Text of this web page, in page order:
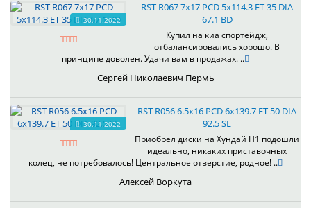
30.11.2022
RST R067 7x17 PCD 5x114.3 ET 35 DIA
67.1 BD
Купил на киа спортейдж,
отбалансировались хорошо. В
принципе доволен. Удачи вам в продажах. ..
Сергей Николаевич Пермь
30.11.2022
RST R056 6.5x16 PCD 6x139.7 ET 50 DIA
92.5 SL
Приобрёл диски на Хундай H1 подошли
идеально, никаких приставочных
колец, не потребовалось! Центральное отверстие, родное! ..
Алексей Воркута